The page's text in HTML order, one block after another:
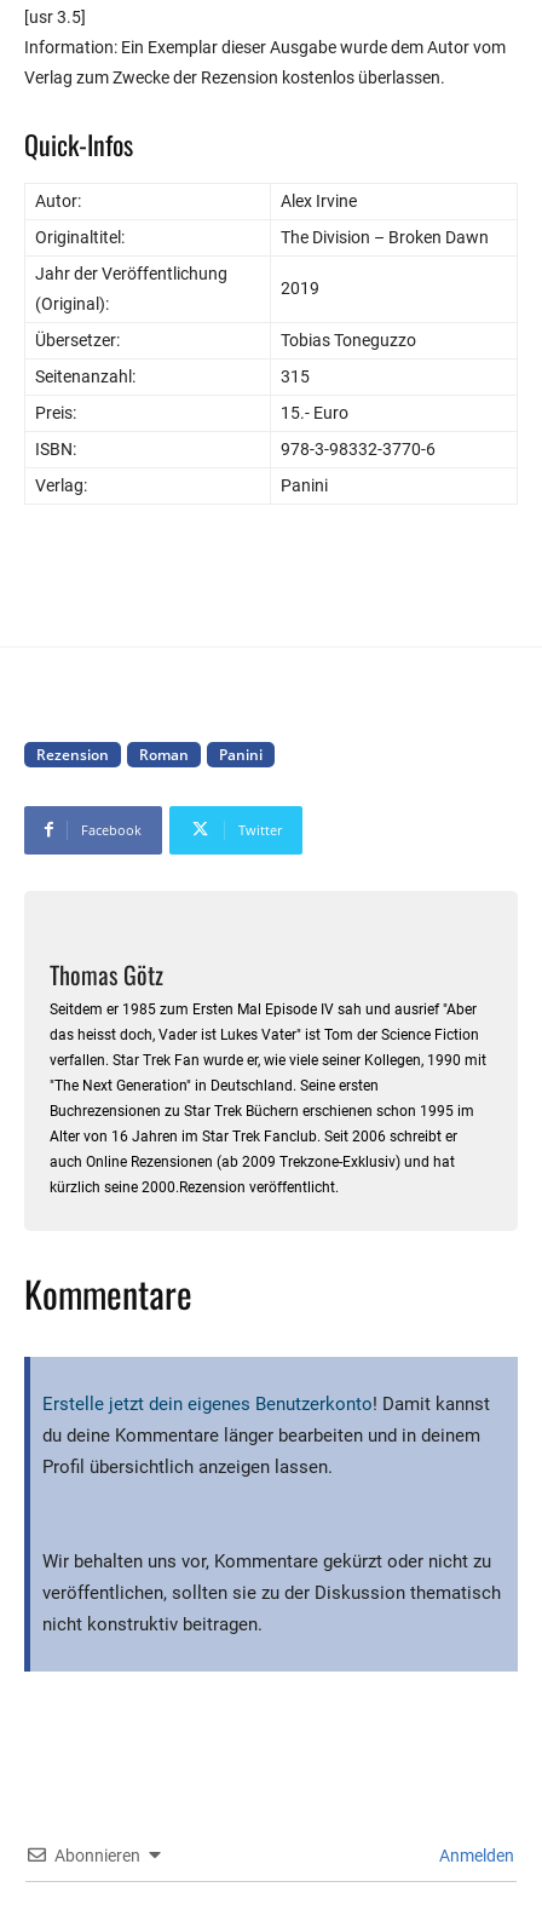
[usr 3.5]
Information: Ein Exemplar dieser Ausgabe wurde dem Autor vom
Verlag zum Zwecke der Rezension kostenlos überlassen.
Quick-Infos
Autor:
Alex Irvine
Originaltitel:
The Division – Broken Dawn
Jahr der Veröffentlichung
(Original):
2019
Übersetzer:
Tobias Toneguzzo
Seitenanzahl:
315
Preis:
15.- Euro
ISBN:
978-3-98332-3770-6
Verlag:
Panini
Rezension Roman Panini
Facebook Twitter
Thomas Götz
Seitdem er 1985 zum Ersten Mal Episode IV sah und ausrief "Aber
das heisst doch, Vader ist Lukes Vater" ist Tom der Science Fiction
verfallen. Star Trek Fan wurde er, wie viele seiner Kollegen, 1990 mit
"The Next Generation" in Deutschland. Seine ersten
Buchrezensionen zu Star Trek Büchern erschienen schon 1995 im
Alter von 16 Jahren im Star Trek Fanclub. Seit 2006 schreibt er
auch Online Rezensionen (ab 2009 Trekzone-Exklusiv) und hat
kürzlich seine 2000.Rezension veröffentlicht.
Kommentare
Erstelle jetzt dein eigenes Benutzerkonto! Damit kannst
du deine Kommentare länger bearbeiten und in deinem
Profil übersichtlich anzeigen lassen.
Wir behalten uns vor, Kommentare gekürzt oder nicht zu
veröffentlichen, sollten sie zu der Diskussion thematisch
nicht konstruktiv beitragen.
Abonnieren Anmelden